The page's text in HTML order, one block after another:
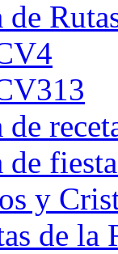
de
de
y
de la